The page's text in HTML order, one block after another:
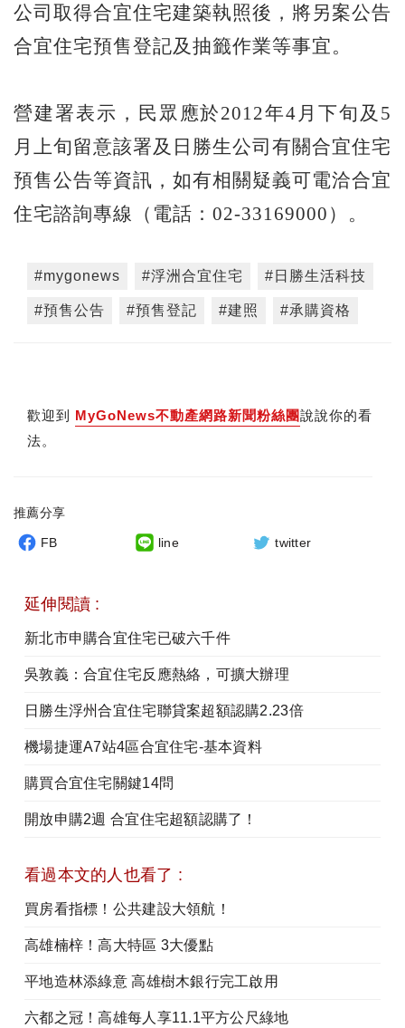
公司取得合宜住宅建築執照後，將另案公告
合宜住宅預售登記及抽籤作業等事宜。
營建署表示，民眾應於2012年4月下旬及5
月上旬留意該署及日勝生公司有關合宜住宅
預售公告等資訊，如有相關疑義可電洽合宜
住宅諮詢專線（電話：02-33169000）。
#mygonews #浮洲合宜住宅 #日勝生活科技
#預售公告 #預售登記 #建照 #承購資格
歡迎到 MyGoNews不動產網路新聞粉絲團說說你的看
法。
推薦分享
FB line twitter
延伸閱讀 :
新北市申購合宜住宅已破六千件
吳敦義：合宜住宅反應熱絡，可擴大辦理
日勝生浮州合宜住宅聯貸案超額認購2.23倍
機場捷運A7站4區合宜住宅-基本資料
購買合宜住宅關鍵14問
開放申購2週 合宜住宅超額認購了！
看過本文的人也看了 :
買房看指標！公共建設大領航！
高雄楠梓！高大特區 3大優點
平地造林添綠意 高雄樹木銀行完工啟用
六都之冠！高雄每人享11.1平方公尺綠地